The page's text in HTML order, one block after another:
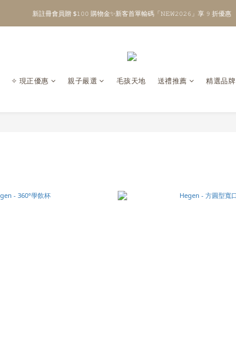
\ Welcome to 𝙻𝚒𝚝𝚝𝚕𝚎 𝙼𝚒𝚕𝚔𝚢 𝚆𝚊𝚢  ✨ For the Little Ones. /
全館單筆消費滿 $𝟹𝟶𝟶𝟶 即享免運 ⸝⁺ ✧ 台灣地區限定
\ Welcome to 𝙻𝚒𝚝𝚝𝚕𝚎 𝙼𝚒𝚕𝚔𝚢 𝚆𝚊𝚢  ✨ For the Little Ones. /
✧ 現正優惠 親子嚴選 毛孩天地 送禮推薦 精選品牌